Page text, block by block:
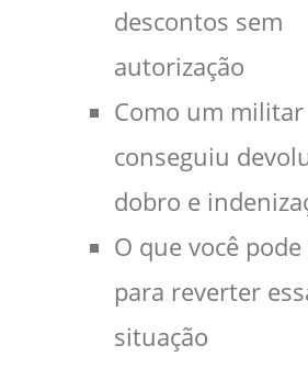
descontos sem
autorização
Como um militar
conseguiu
dobro e
O que você
para reverter
situação